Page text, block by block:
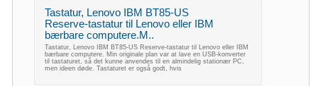
Tastatur, Lenovo IBM BT85-US
Reserve-tastatur til Lenovo eller IBM
bærbare computere.M..
Tastatur, Lenovo IBM BT85-US Reserve-tastatur til Lenovo eller IBM
bærbare computere. Min originale plan var at lave en USB-konverter
til tastaturet, så det kunne anvendes til en almindelig stationær PC,
men ideen døde. Tastaturet er også godt, hvis